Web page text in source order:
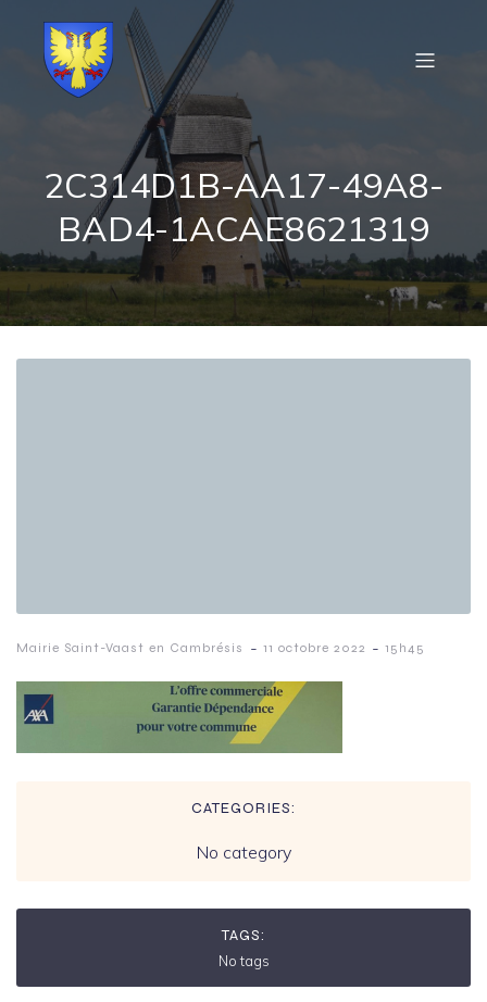
2C314D1B-AA17-49A8-
BAD4-1ACAE8621319
Mairie Saint-Vaast en Cambrésis - 11 octobre 2022 - 15h45
CATEGORIES:
No category
TAGS:
No tags